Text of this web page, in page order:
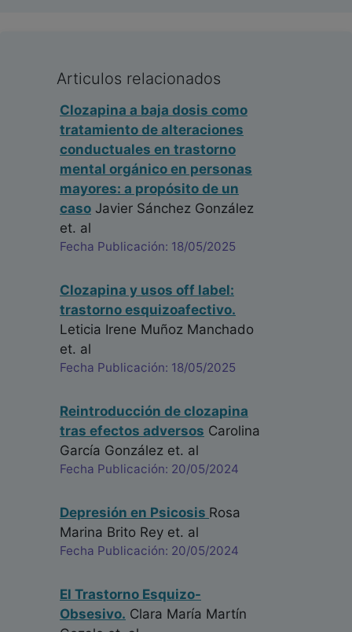
Articulos relacionados
Clozapina a baja dosis como
tratamiento de alteraciones
conductuales en trastorno
mental orgánico en personas
mayores: a propósito de un
caso Javier Sánchez González
et. al
Fecha Publicación: 18/05/2025
Clozapina y usos off label:
trastorno esquizoafectivo.
Leticia Irene Muñoz Manchado
et. al
Fecha Publicación: 18/05/2025
Reintroducción de clozapina
tras efectos adversos Carolina
García González et. al
Fecha Publicación: 20/05/2024
Depresión en Psicosis Rosa
Marina Brito Rey et. al
Fecha Publicación: 20/05/2024
El Trastorno Esquizo-
Obsesivo. Clara María Martín